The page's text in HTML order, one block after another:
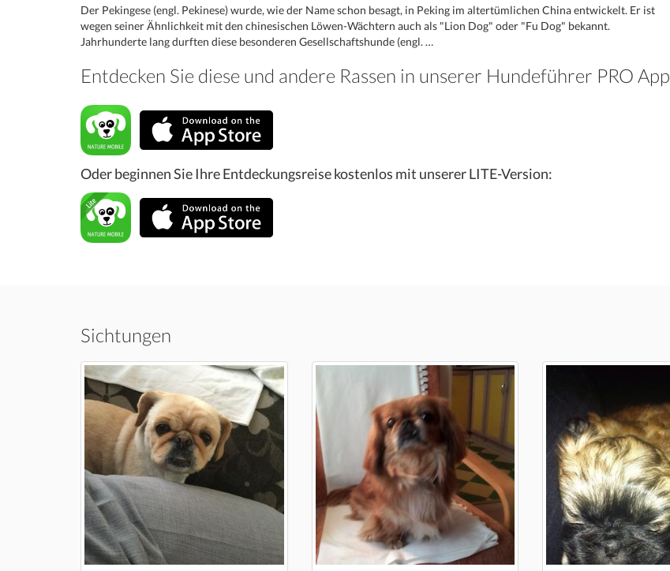
Der Pekingese (engl. Pekinese) wurde, wie der Name schon besagt, in Peking im altertümlichen China entwickelt. Er ist
wegen seiner Ähnlichkeit mit den chinesischen Löwen-Wächtern auch als "Lion Dog" oder "Fu Dog" bekannt.
Jahrhunderte lang durften diese besonderen Gesellschaftshunde (engl. …
Entdecken Sie diese und andere Rassen in unserer Hundeführer PRO App
Oder beginnen Sie Ihre Entdeckungsreise kostenlos mit unserer LITE-Version:
Sichtungen